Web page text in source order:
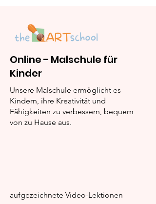
Pikachu: Schritt-für-
Schritt Maleinleitung
Online - Malschule für
Kinder
Unsere Malschule ermöglicht es
Kindern, ihre Kreativität und
Fähigkeiten zu verbessern, bequem
von zu Hause aus.
aufgezeichnete Video-Lektionen